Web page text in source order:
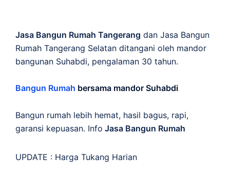
Jasa Bangun Rumah Tangerang dan Jasa Bangun
Rumah Tangerang Selatan ditangani oleh mandor
bangunan Suhabdi, pengalaman 30 tahun.
Bangun Rumah bersama mandor Suhabdi
Bangun rumah lebih hemat, hasil bagus, rapi,
garansi kepuasan. Info Jasa Bangun Rumah
UPDATE : Harga Tukang Harian